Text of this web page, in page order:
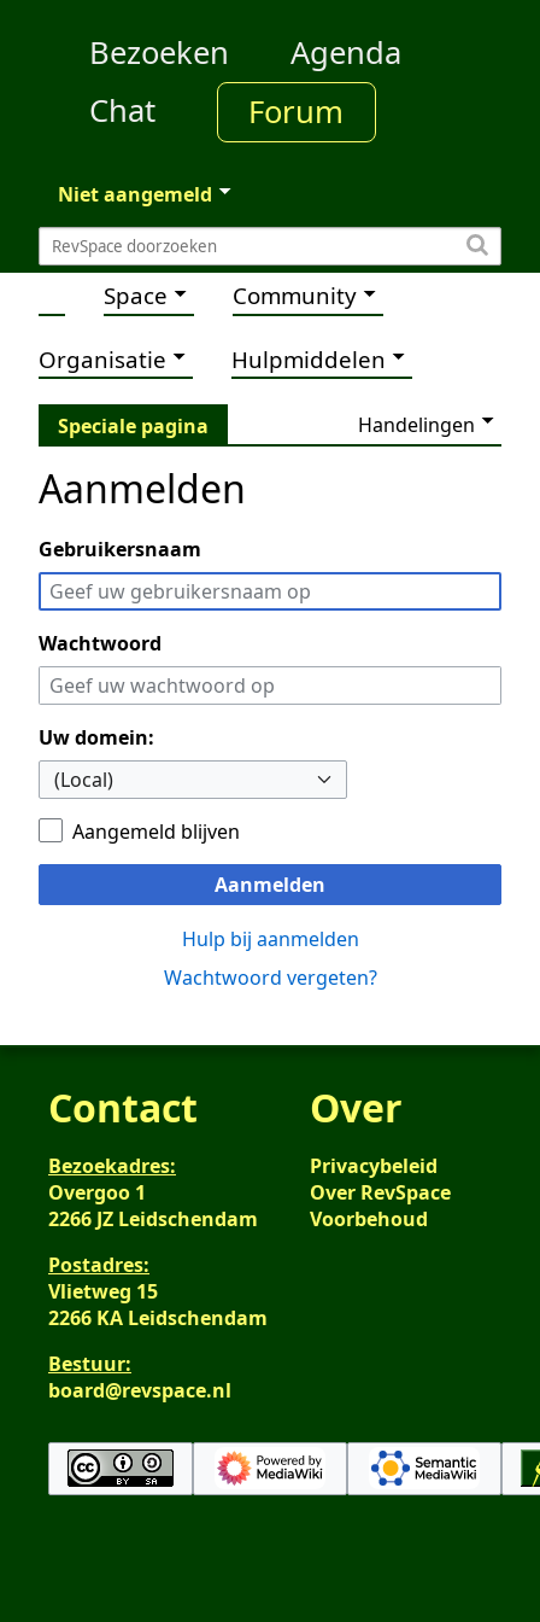
Bezoeken
Agenda
Chat
Forum
Niet aangemeld
Space Community
Organisatie Hulpmiddelen
Speciale pagina Handelingen
Aanmelden
Gebruikersnaam
Wachtwoord
Uw domein:
Aangemeld blijven
Aanmelden
Hulp bij aanmelden
Wachtwoord vergeten?
Contact
Bezoekadres:
Overgoo 1
2266 JZ Leidschendam
Postadres:
Vlietweg 15
2266 KA Leidschendam
Bestuur:
board@revspace.nl
Over
Privacybeleid
Over RevSpace
Voorbehoud